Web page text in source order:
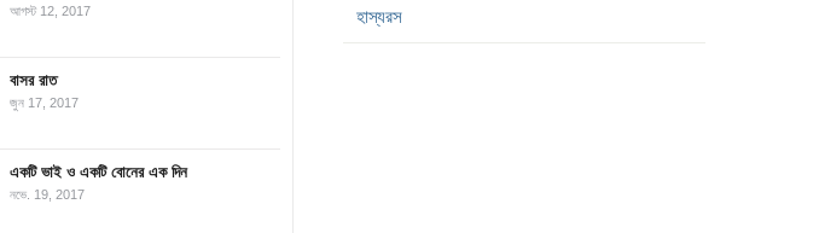
আগস্ট 12, 2017
বাসর রাত
জুন 17, 2017
একটি ভাই ও একটি বোনের এক দিন
নভে. 19, 2017
হাস্যরস